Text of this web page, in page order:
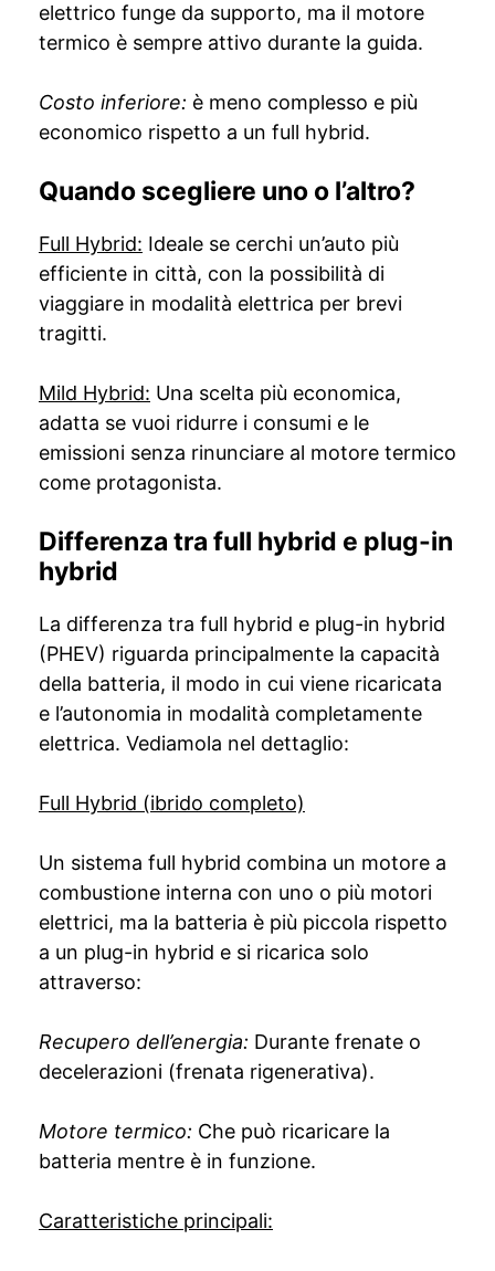
elettrico funge da supporto, ma il motore
termico è sempre attivo durante la guida.
Costo inferiore: è meno complesso e più
economico rispetto a un full hybrid.
Quando scegliere uno o l’altro?
Full Hybrid: Ideale se cerchi un’auto più
efficiente in città, con la possibilità di
viaggiare in modalità elettrica per brevi
tragitti.
Mild Hybrid: Una scelta più economica,
adatta se vuoi ridurre i consumi e le
emissioni senza rinunciare al motore termico
come protagonista.
Differenza tra full hybrid e plug-in
hybrid
La differenza tra full hybrid e plug-in hybrid
(PHEV) riguarda principalmente la capacità
della batteria, il modo in cui viene ricaricata
e l’autonomia in modalità completamente
elettrica. Vediamola nel dettaglio:
Full Hybrid (ibrido completo)
Un sistema full hybrid combina un motore a
combustione interna con uno o più motori
elettrici, ma la batteria è più piccola rispetto
a un plug-in hybrid e si ricarica solo
attraverso:
Recupero dell’energia: Durante frenate o
decelerazioni (frenata rigenerativa).
Motore termico: Che può ricaricare la
batteria mentre è in funzione.
Caratteristiche principali: